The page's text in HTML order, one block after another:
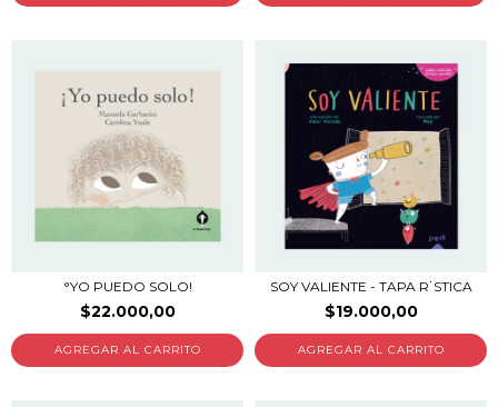
°YO PUEDO SOLO!
$22.000,00
SOY VALIENTE - TAPA R˙STICA
$19.000,00